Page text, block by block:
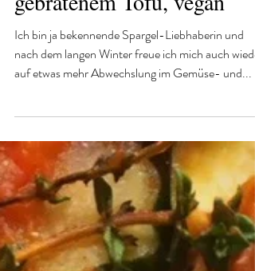
27. Apr. 2018
2 Min. Lesezeit
Fruchtiger Spargelsalat mit
gebratenem Tofu, vegan
Ich bin ja bekennende Spargel-Liebhaberin und
nach dem langen Winter freue ich mich auch wieder